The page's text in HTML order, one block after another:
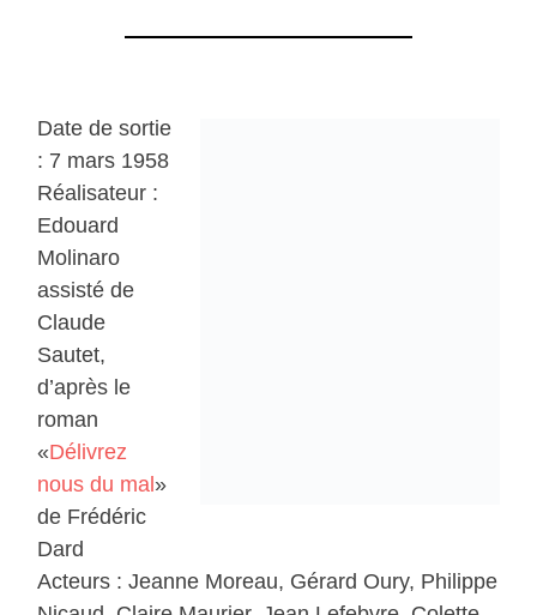
Date de sortie
: 7 mars 1958
Réalisateur :
Edouard
Molinaro
assisté de
Claude
Sautet,
d’après le
roman
«Délivrez
nous du mal»
de Frédéric
Dard
Acteurs : Jeanne Moreau, Gérard Oury, Philippe